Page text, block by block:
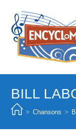
content
BILL
> Chansons >